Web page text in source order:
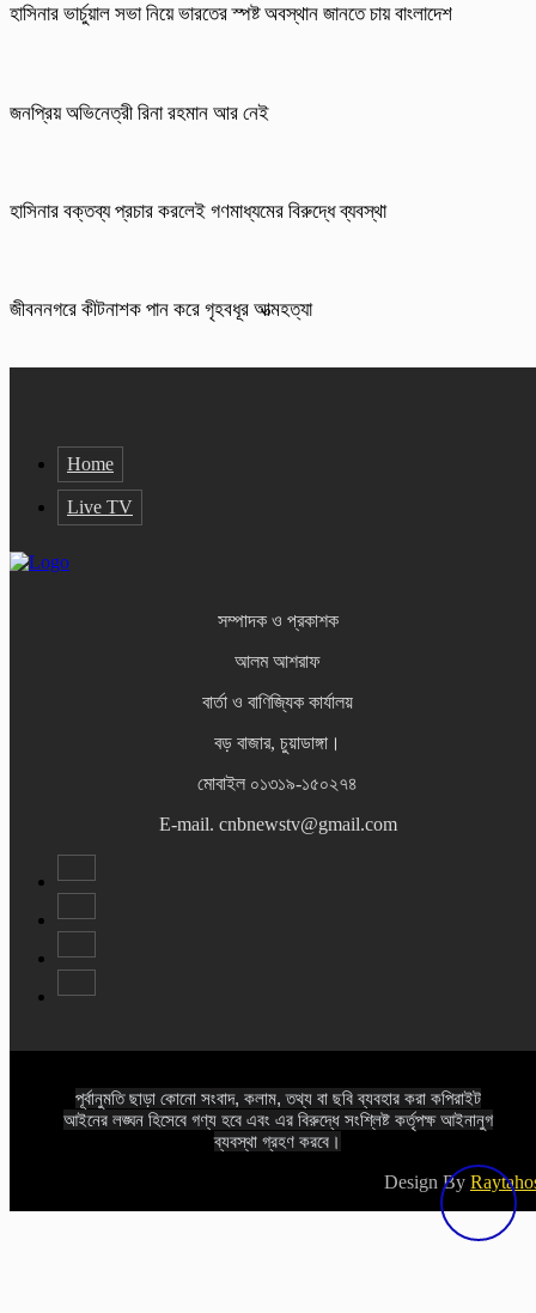
হাসিনার ভার্চুয়াল সভা নিয়ে ভারতের স্পষ্ট অবস্থান জানতে চায় বাংলাদেশ
জনপ্রিয় অভিনেত্রী রিনা রহমান আর নেই
হাসিনার বক্তব্য প্রচার করলেই গণমাধ্যমের বিরুদ্ধে ব্যবস্থা
জীবননগরে কীটনাশক পান করে গৃহবধূর আত্মহত্যা
Home
Live TV
সম্পাদক ও প্রকাশক
আলম আশরাফ
বার্তা ও বাণিজ্যিক কার্যালয়
বড় বাজার, চুয়াডাঙ্গা।
মোবাইল ০১৩১৯-১৫০২৭৪
E-mail. cnbnewstv@gmail.com
পূর্বানুমতি ছাড়া কোনো সংবাদ, কলাম, তথ্য বা ছবি ব্যবহার করা কপিরাইট
আইনের লঙ্ঘন হিসেবে গণ্য হবে এবং এর বিরুদ্ধে সংশ্লিষ্ট কর্তৃপক্ষ আইনানুগ
ব্যবস্থা গ্রহণ করবে।
Design By